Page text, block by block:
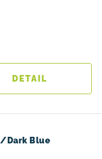
Dark Blue